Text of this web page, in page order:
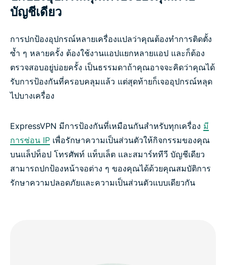
บัญชีเดียว
การปกป้องอุปกรณ์หลายเครื่องแปลว่าคุณต้องทำการติดตั้ง
ซ้ำ ๆ หลายครั้ง ต้องใช้งานแอปแยกหลายแอป และก็ต้อง
ตรวจสอบอยู่บ่อยครั้ง เป็นธรรมดาถ้าคุณอาจจะคิดว่าคุณได้
รับการป้องกันที่ครอบคลุมแล้ว แต่สุดท้ายก็เจออุปกรณ์หลุด
ไปบางเครื่อง
ExpressVPN มีการป้องกันที่เหมือนกันสำหรับทุกเครื่อง มี
การซ่อน IP เพื่อรักษาความเป็นส่วนตัวให้กิจกรรมของคุณ
บนแล็ปท็อป โทรศัพท์ แท็บเล็ต และสมาร์ททีวี บัญชีเดียว
สามารถปกป้องหน้าจอต่าง ๆ ของคุณได้ด้วยคุณสมบัติการ
รักษาความปลอดภัยและความเป็นส่วนตัวแบบเดียวกัน